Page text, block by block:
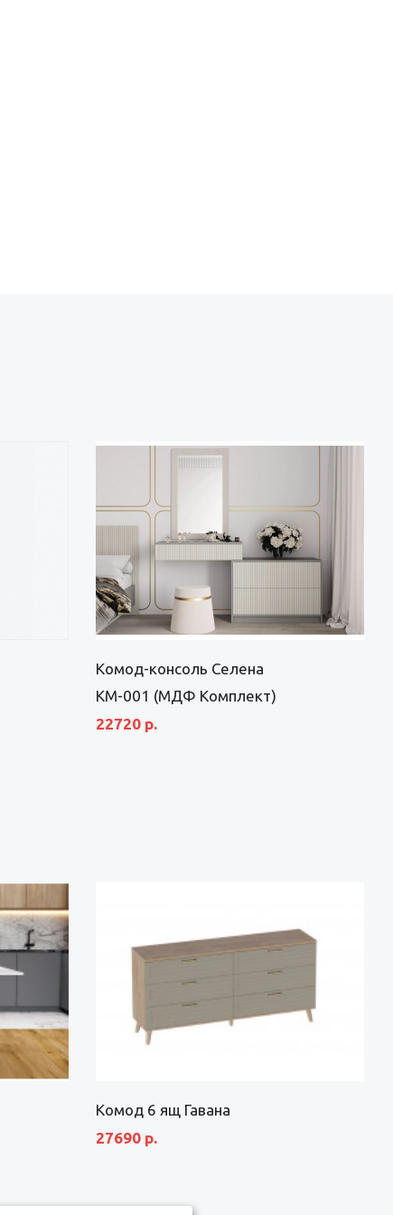
Комод-консоль Селена
КМ-001 (МДФ Комплект)
22720 р.
Комод 6 ящ Гавана
27690 р.